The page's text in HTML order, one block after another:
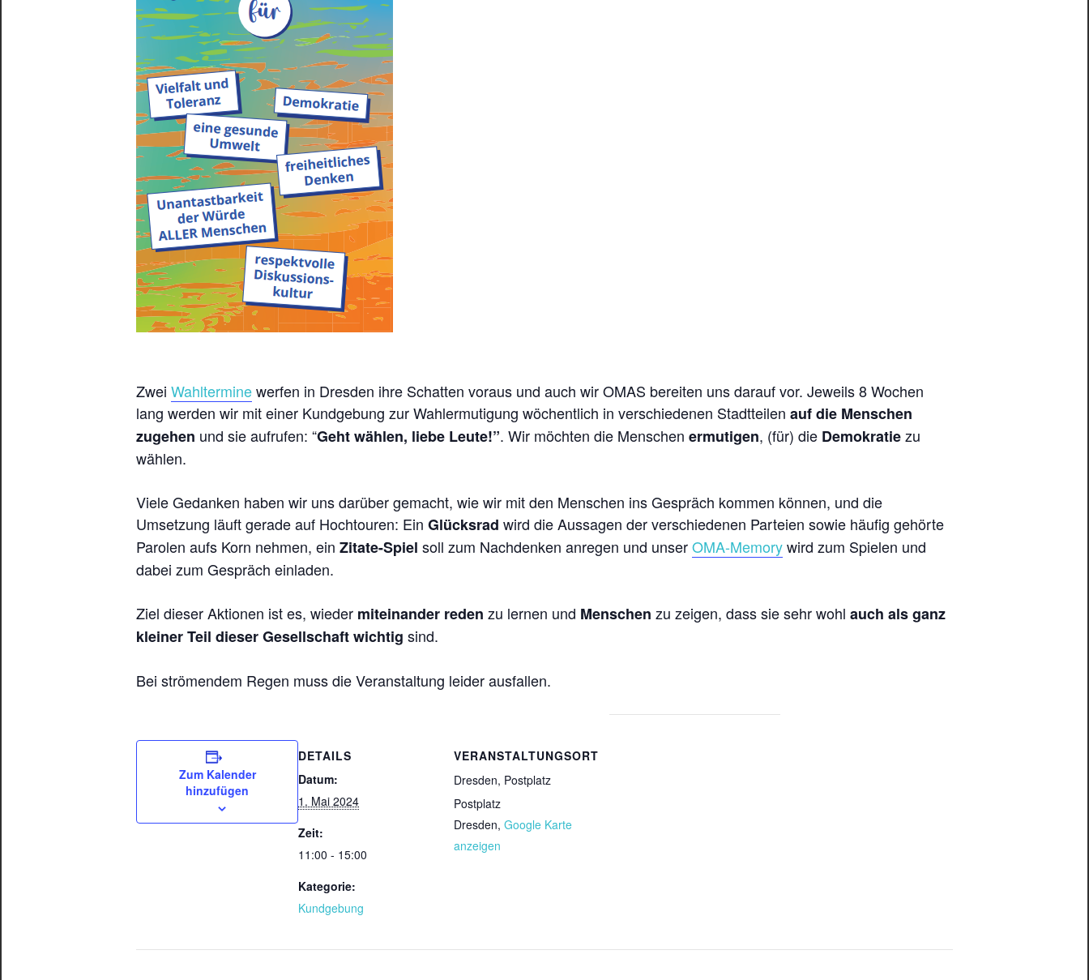
Zwei Wahlterminewerfen in Dresden ihre Schatten voraus und auch wir OMAS bereiten uns darauf vor. Jeweils 8 Wochen
lang werden wir mit einer Kundgebung zur Wahlermutigung wöchentlich in verschiedenen Stadtteilen auf die Menschen
zugehen und sie aufrufen: “Geht wählen, liebe Leute!”. Wir möchten die Menschen ermutigen, (für) die Demokratiezu
wählen.
Viele Gedanken haben wir uns darüber gemacht, wie wir mit den Menschen ins Gespräch kommen können, und die
Umsetzung läuft gerade auf Hochtouren: Ein Glücksrad wird die Aussagen der verschiedenen Parteien sowie häufig gehörte
Parolen aufs Korn nehmen, ein Zitate-Spiel soll zum Nachdenken anregen und unserOMA-Memorywird zum Spielen und
dabei zum Gespräch einladen.
Ziel dieser Aktionen ist es, wieder miteinander reden zu lernen und Menschen zu zeigen, dass sie sehr wohl auch als ganz
kleiner Teil dieser Gesellschaft wichtig sind.
Bei strömendem Regen muss die Veranstaltung leider ausfallen.
Zum Kalender
hinzufügen
DETAILS
Datum:
1. Mai 2024
Zeit:
11:00 - 15:00
Kategorie:
Kundgebung
VERANSTALTUNGSORT
Dresden, Postplatz
Postplatz
Dresden, Google Karte
anzeigen